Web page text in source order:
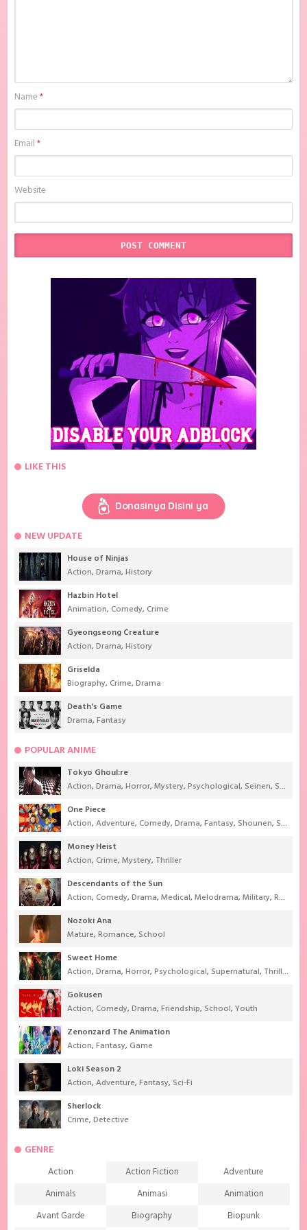
Name*
Email*
Website
LIKE THIS
Donasinya Disini ya
NEW UPDATE
House of Ninjas
Action,Drama,History
Hazbin Hotel
Animation, Comedy, Crime
Gyeongseong Creature
Action,Drama,History
Griselda
Biography, Crime,Drama
Death's Game
Drama,Fantasy
POPULAR ANIME
Tokyo Ghoul:re
Action,Drama,Horror,Mystery,Psychological, Seinen, Supernatural
One Piece
Action,Adventure, Comedy,Drama,Fantasy, Shounen, Super Power
Money Heist
Action, Crime,Mystery, Thriller
Descendants of the Sun
Action, Comedy,Drama,Medical,Melodrama,Military,Romance
Nozoki Ana
Mature,Romance, School
Sweet Home
Action,Drama,Horror,Psychological, Supernatural, Thriller
Gokusen
Action, Comedy,Drama,Friendship, School,Youth
Zenonzard The Animation
Action,Fantasy, Game
Loki Season 2
Action,Adventure,Fantasy, Sci-Fi
Sherlock
Crime,Detective
GENRE
Action Action Fiction
Adventure
Animals
Animasi
Animation
Avant Garde
Biography
Biopunk